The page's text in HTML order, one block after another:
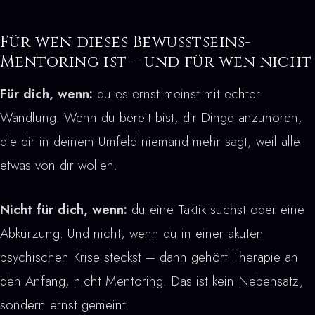
Für wen dieses Bewusstseins-
Mentoring ist – und für wen nicht
Für dich, wenn: du es ernst meinst mit echter
Wandlung. Wenn du bereit bist, dir Dinge anzuhören,
die dir in deinem Umfeld niemand mehr sagt, weil alle
etwas von dir wollen.
Nicht für dich, wenn: du eine Taktik suchst oder eine
Abkürzung. Und nicht, wenn du in einer akuten
psychischen Krise steckst – dann gehört Therapie an
den Anfang, nicht Mentoring. Das ist kein Nebensatz,
sondern ernst gemeint.